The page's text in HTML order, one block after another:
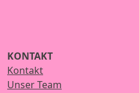
KONTAKT
Kontakt
Unser Team